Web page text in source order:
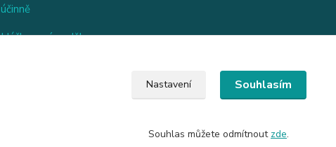
účinně
Háčkovaný anděl
Nastavení Souhlasím
Souhlas můžete odmítnout zde.